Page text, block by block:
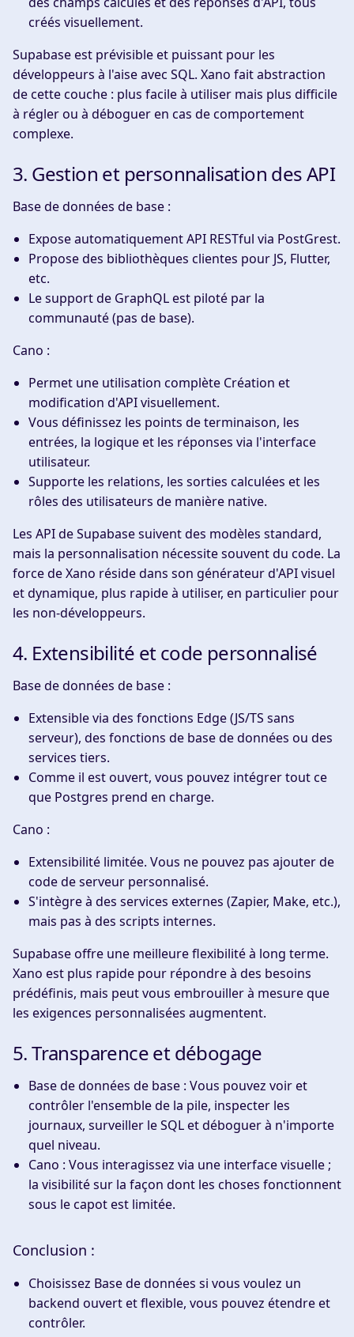
créés visuellement.
Supabase est prévisible et puissant pour les
développeurs à l'aise avec SQL. Xano fait abstraction
de cette couche : plus facile à utiliser mais plus difficile
à régler ou à déboguer en cas de comportement
complexe.
3. Gestion et personnalisation des API
Base de données de base :
Expose automatiquementAPI RESTful via PostGrest.
Propose des bibliothèques clientes pour JS, Flutter,
etc.
Le support de GraphQL est piloté par la
communauté (pas de base).
Cano :
Permet une utilisation complète Création et
modification d'APIvisuellement.
Vous définissez les points de terminaison, les
entrées, la logique et les réponses via l'interface
utilisateur.
Supporte les relations, les sorties calculées et les
rôles des utilisateurs de manière native.
Les API de Supabase suivent des modèles standard,
mais la personnalisation nécessite souvent du code. La
force de Xano réside dans son générateur d'API visuel
et dynamique, plus rapide à utiliser, en particulier pour
les non-développeurs.
4. Extensibilité et code personnalisé
Base de données de base :
Extensible via des fonctions Edge (JS/TS sans
serveur), des fonctions de base de données ou des
services tiers.
Comme il est ouvert, vous pouvez intégrer tout ce
que Postgres prend en charge.
Cano :
Extensibilité limitée. Vous ne pouvez pas ajouter de
code de serveur personnalisé.
S'intègre à des services externes (Zapier, Make, etc.),
mais pas à des scripts internes.
Supabase offre une meilleure flexibilité à long terme.
Xano est plus rapide pour répondre à des besoins
prédéfinis, mais peut vous embrouiller à mesure que
les exigences personnalisées augmentent.
5. Transparence et débogage
Base de données de base : Vous pouvez voir et
contrôler l'ensemble de la pile, inspecter les
journaux, surveiller le SQL et déboguer à n'importe
quel niveau.
Cano : Vous interagissez via une interface visuelle ;
la visibilité sur la façon dont les choses fonctionnent
sous le capot est limitée.
Conclusion :
Choisissez Base de données si vous voulez un
backend ouvert et flexible, vous pouvez étendre et
contrôler.